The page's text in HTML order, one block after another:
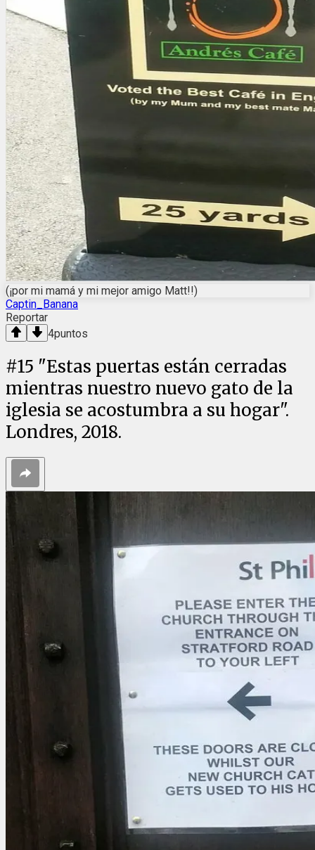
(¡por mi mamá y mi mejor amigo Matt!!)
Captin_Banana
Reportar
4puntos
#15 "Estas puertas están cerradas
mientras nuestro nuevo gato de la
iglesia se acostumbra a su hogar".
Londres, 2018.